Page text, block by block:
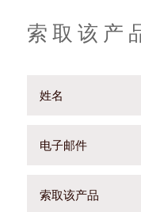
索取该产